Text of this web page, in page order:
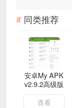
同类推荐
安卓My APK
v2.9.2高级版
查看